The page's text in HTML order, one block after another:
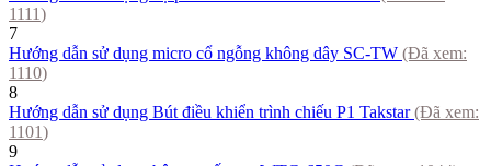
1111)
7
Hướng dẫn sử dụng micro cổ ngỗng không dây SC-TW (Đã xem:
1110)
8
Hướng dẫn sử dụng Bút điều khiển trình chiếu P1 Takstar(Đã xem:
1101)
9